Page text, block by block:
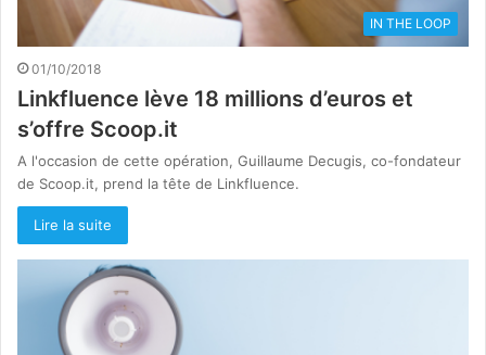
IN THE LOOP
01/10/2018
Linkfluence lève 18 millions d’euros et
s’offre Scoop.it
A l'occasion de cette opération, Guillaume Decugis, co-fondateur
de Scoop.it, prend la tête de Linkfluence.
Lire la suite